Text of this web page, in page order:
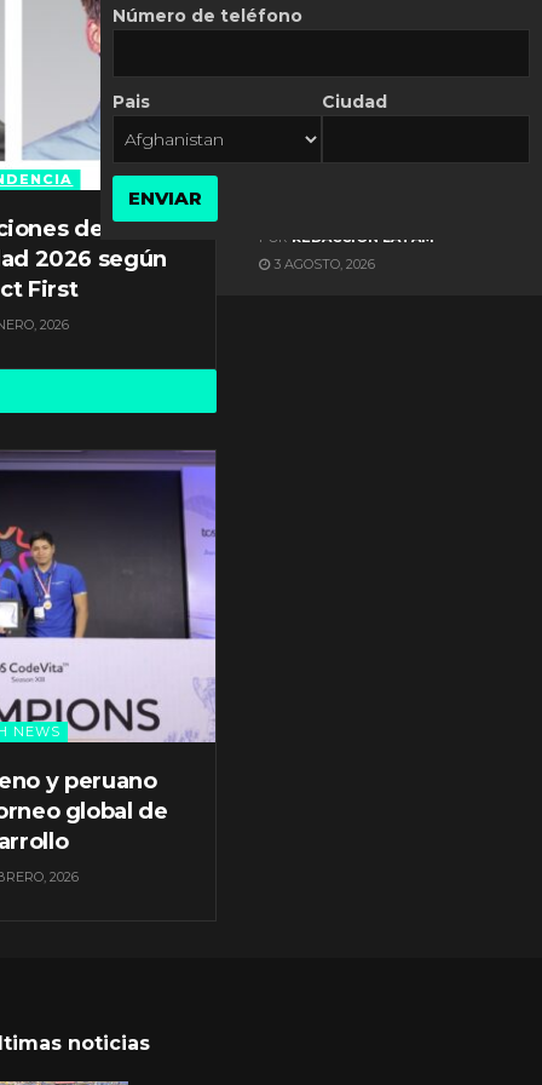
de
2026 según
First
2026
NEWS
y peruano
global de
2026
ES NOTICIA
POR REDACCIÓN LATAM
3 AGOSTO, 2026
noticias
Número de teléfono
Pais Ciudad
ENVIAR